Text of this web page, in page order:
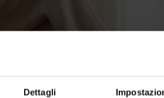
Dettagli